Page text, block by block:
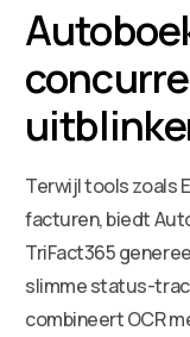
Terwijl tools zoals
facturen, biedt
TriFact365
slimme status-
combineert OCR